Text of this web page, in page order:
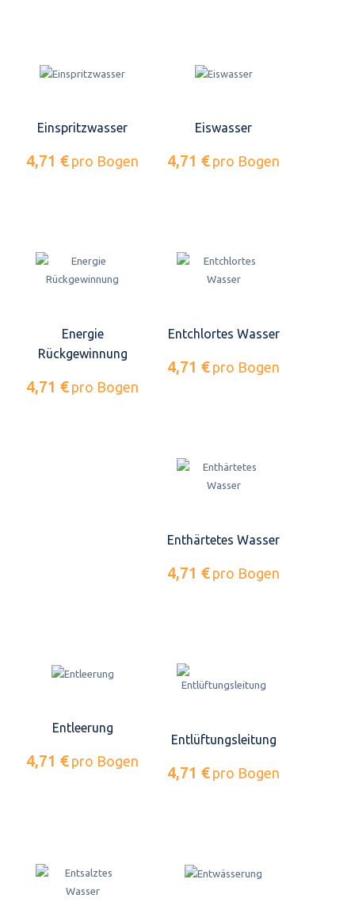
Einspritzwasser
4,71 € pro Bogen
Eiswasser
4,71 € pro Bogen
Energie
Rückgewinnung
4,71 € pro Bogen
Entchlortes Wasser
4,71 € pro Bogen
Enthärtetes Wasser
4,71 € pro Bogen
Entleerung
4,71 € pro Bogen
Entlüftungsleitung
4,71 € pro Bogen